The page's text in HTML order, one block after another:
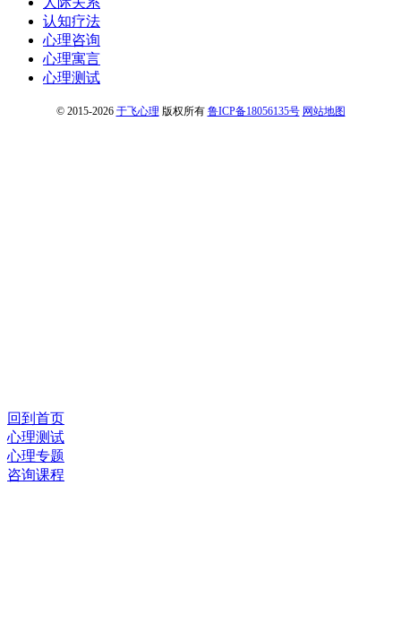
认知疗法
心理咨询
心理寓言
心理测试
© 2015-2026 于飞心理 版权所有 鲁ICP备18056135号 网站地图
回到首页
心理测试
心理专题
咨询课程